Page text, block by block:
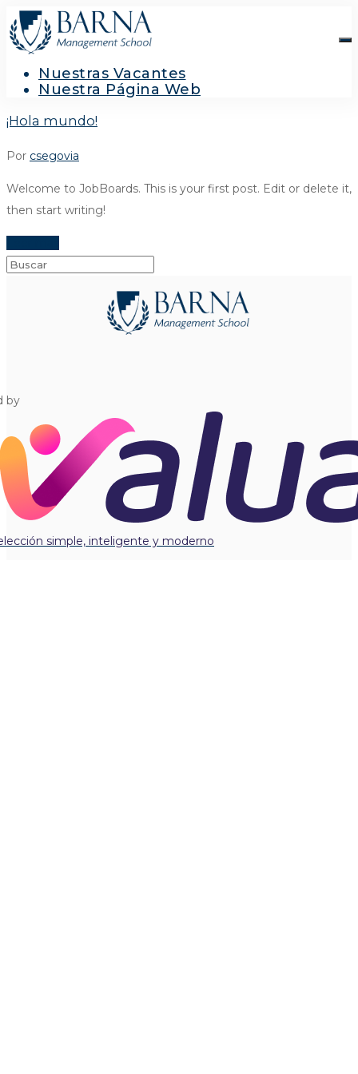
Nuestras Vacantes
Nuestra Página Web
¡Hola mundo!
Por csegovia
Welcome to JobBoards. This is your first post. Edit or delete it,
then start writing!
by
simple, inteligente y moderno